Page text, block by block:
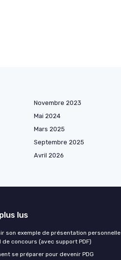
Novembre 2023
Mai 2024
Mars 2025
Septembre 2025
Avril 2026
lus
son exemple de présentation personnelle
de concours (avec support PDF)
se préparer pour devenir PDG